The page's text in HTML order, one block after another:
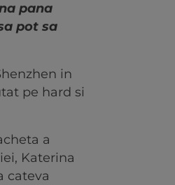
pana
pot sa
in
pe hard si
a
Katerina
cateva